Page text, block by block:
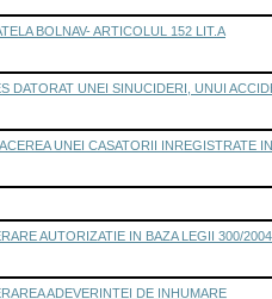
BOLNAV- ARTICOLUL 152 LIT.A
DATORAT UNEI SINUCIDERI, UNUI
UNEI CASATORII INREGISTRATE
AUTORIZATIE IN BAZA LEGII 300/
ADEVERINTEI DE INHUMARE